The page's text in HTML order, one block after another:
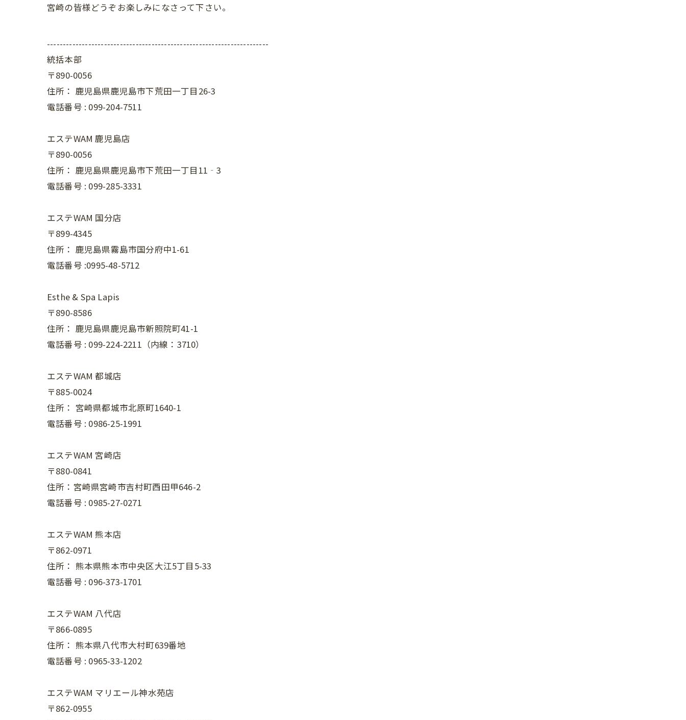
宮崎の皆様どうぞお楽しみになさって下さい。
----------------------------------------------------------------------
統括本部
〒890-0056
住所： 鹿児島県鹿児島市下荒田一丁目26-3
電話番号 : 099-204-7511
エステWAM 鹿児島店
〒890-0056
住所： 鹿児島県鹿児島市下荒田一丁目11‐3
電話番号 : 099-285-3331
エステWAM 国分店
〒899-4345
住所： 鹿児島県霧島市国分府中1-61
電話番号 :0995-48-5712
Esthe & Spa Lapis
〒890-8586
住所： 鹿児島県鹿児島市新照院町41-1
電話番号 : 099-224-2211（内線：3710）
エステWAM 都城店
〒885-0024
住所： 宮崎県都城市北原町1640-1
電話番号 : 0986-25-1991
エステWAM 宮崎店
〒880-0841
住所：宮崎県宮崎市吉村町西田甲646-2
電話番号 : 0985-27-0271
エステWAM 熊本店
〒862-0971
住所： 熊本県熊本市中央区大江5丁目5-33
電話番号 : 096-373-1701
エステWAM 八代店
〒866-0895
住所： 熊本県八代市大村町639番地
電話番号 : 0965-33-1202
エステWAM マリエール神水苑店
〒862-0955